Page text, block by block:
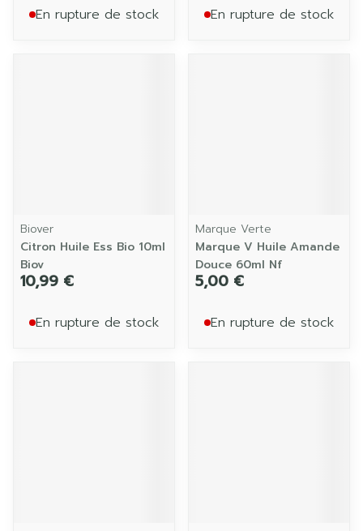
En rupture de stock En rupture de stock
Biover
Citron Huile Ess Bio 10ml
Biov
10,99 €
En rupture de stock
Marque Verte
Marque V Huile Amande
Douce 60ml Nf
5,00 €
En rupture de stock